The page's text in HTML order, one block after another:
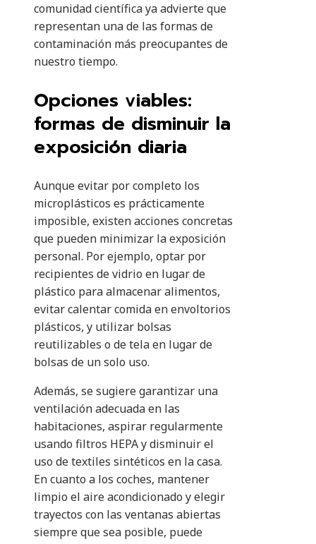
comunidad científica ya advierte que
representan una de las formas de
contaminación más preocupantes de
nuestro tiempo.
Opciones viables:
formas de disminuir la
exposición diaria
Aunque evitar por completo los
microplásticos es prácticamente
imposible, existen acciones concretas
que pueden minimizar la exposición
personal. Por ejemplo, optar por
recipientes de vidrio en lugar de
plástico para almacenar alimentos,
evitar calentar comida en envoltorios
plásticos, y utilizar bolsas
reutilizables o de tela en lugar de
bolsas de un solo uso.
Además, se sugiere garantizar una
ventilación adecuada en las
habitaciones, aspirar regularmente
usando filtros HEPA y disminuir el
uso de textiles sintéticos en la casa.
En cuanto a los coches, mantener
limpio el aire acondicionado y elegir
trayectos con las ventanas abiertas
siempre que sea posible, puede